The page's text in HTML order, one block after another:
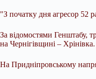
"З початку дня агресор 52
За відомостями Генштабу,
на Чернігівщині –
На Придніпровському